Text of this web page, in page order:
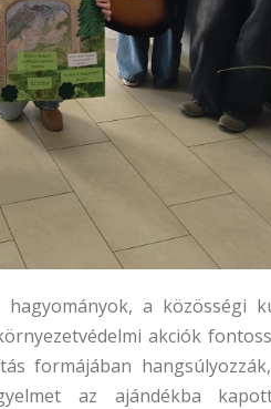
a közösségi
akciók
formájában
az ajándékba